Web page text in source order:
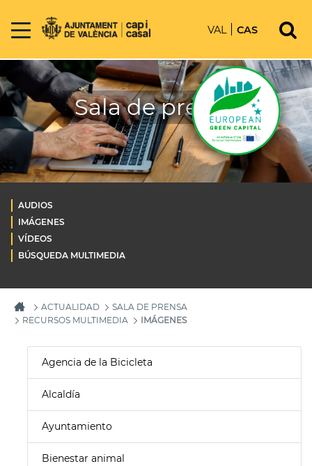
VAL CAS
Sala de prensa
AUDIOS
IMÁGENES
VÍDEOS
BÚSQUEDA MULTIMEDIA
ACTUALIDAD
SALA DE PRENSA
RECURSOS MULTIMEDIA
IMÁGENES
Agencia de la Bicicleta
Alcaldía
Ayuntamiento
Bienestar animal